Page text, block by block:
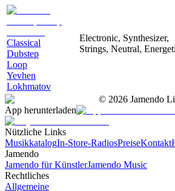
Classical
Dubstep
Loop
Yevhen
Lokhmatov
Electronic, Synthesizer,
Strings, Neutral,
© 2026 Jamendo
App herunterladen
Nützliche Links
MusikkatalogIn-Store-RadiosPreiseKontakt
Jamendo
Jamendo für KünstlerJamendo Music
Rechtliches
Allgemeine